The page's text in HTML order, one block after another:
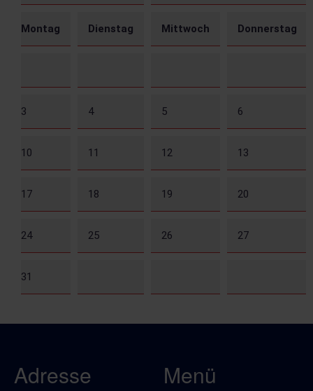
Montag Dienstag Mittwoch Donnerstag
3 4 5 6
10 11 12 13
17 18 19 20
24 25 26 27
31
Adresse Menü